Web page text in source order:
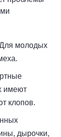
молодых
имеют
клопов.
дырочки,